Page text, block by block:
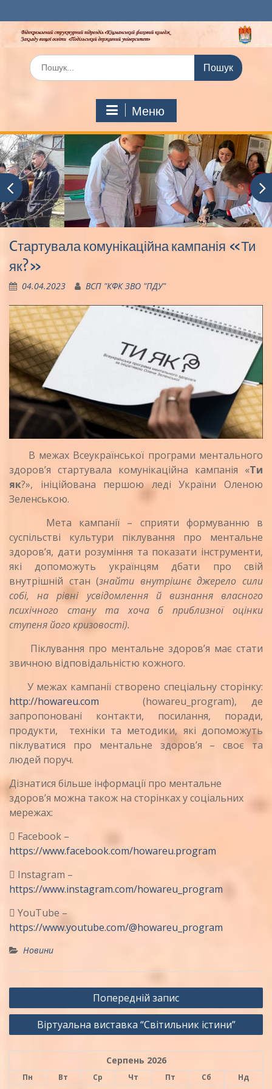
до
вмісту
Шукати:
Меню
Cтартувала комунікаційна кампанія «Ти
як?»
04.04.2023 ВСП "КФК ЗВО "ПДУ"
В межах Всеукраїнської програми ментального
здоров’я стартувала комунікаційна кампанія «Ти
як?», ініційована першою леді України Оленою
Зеленською.
Мета кампанії – сприяти формуванню в
суспільстві культури піклування про ментальне
здоров’я, дати розуміння та показати інструменти,
які допоможуть українцям дбати про свій
внутрішній стан (знайти внутрішнє джерело сили
собі, на рівні усвідомлення й визнання власного
психічного стану та хоча б приблизної оцінки
ступеня його кризовості).
Піклування про ментальне здоров’я має стати
звичною відповідальністю кожного.
У межах кампанії створено спеціальну сторінку:
http://howareu.com (howareu_program), де
запропоновані контакти, посилання, поради,
продукти, техніки та методики, які допоможуть
піклуватися про ментальне здоров’я – своє та
людей поруч.
Дізнатися більше інформації про ментальне
здоров’я можна також на сторінках у соціальних
мережах:
 Facebook –
https://www.facebook.com/howareu.program
 Instagram –
https://www.instagram.com/howareu_program
 YouTube –
https://www.youtube.com/@howareu_program
Новини
Навігація
записів
Попередній запис
Віртуальна виставка “Світильник істини”
Серпень 2026
Пн Вт Ср Чт Пт Сб
Нд